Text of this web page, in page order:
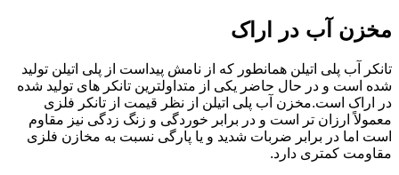
مخزن آب در اراک
تانکر آب پلی اتیلن همانطور که از نامش پیداست از پلی اتیلن تولید
شده است و در حال حاضر یکی از متداولترین تانکر های تولید شده
در اراک است.مخزن آب پلی اتیلن از نظر قیمت از تانکر فلزی
معمولاً ارزان تر است و در برابر خوردگی و زنگ زدگی نیز مقاوم
است اما در برابر ضربات شدید و یا پارگی نسبت به مخازن فلزی
مقاومت کمتری دارد.